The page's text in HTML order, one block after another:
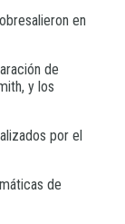
en
de
y los
por el
de